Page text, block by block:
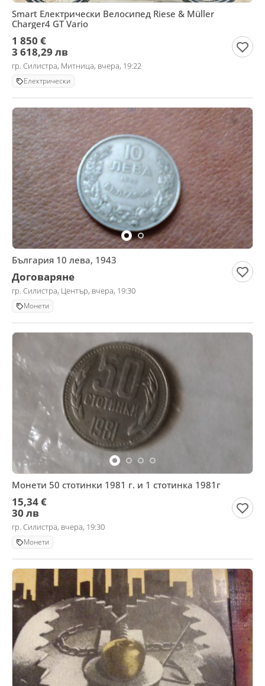
Smart Електрически Велосипед Riese & Müller
Charger4 GT Vario
1 850 €
3 618,29 лв
гр. Силистра, Митница, вчера, 19:22
Електрически
България 10 лева, 1943
Договаряне
гр. Силистра, Център, вчера, 19:30
Монети
Монети 50 стотинки 1981 г. и 1 стотинка 1981г
15,34 €
30 лв
гр. Силистра, вчера, 19:30
Монети